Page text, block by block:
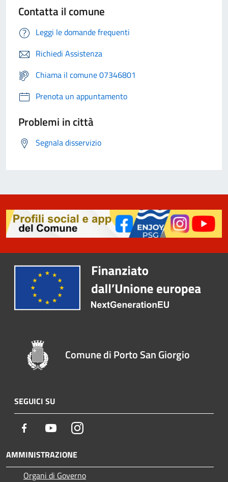
Contatta il comune
Leggi le domande frequenti
Richiedi Assistenza
Chiama il comune 07346801
Prenota un appuntamento
Problemi in città
Segnala disservizio
Comune di Porto San Giorgio
SEGUICI SU
Facebook YoutubeInstagram
AMMINISTRAZIONE
Organi di Governo